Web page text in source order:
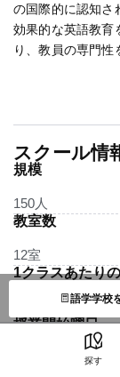
探す
語学学校
の国際的に認知さ
効果的な英語教育
り、教員の専門性
スクール情
規模
150人
教室数
12室
1クラスあたり
授業開始曜日